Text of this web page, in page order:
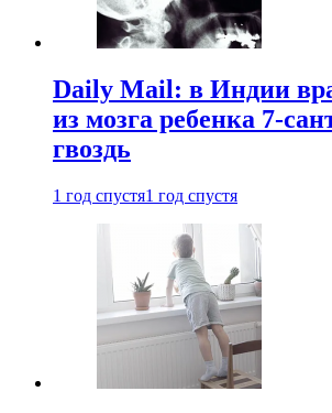
Daily Mail: в Индии
из мозга ребенка 7-
гвоздь
1 год спустя1 год спустя